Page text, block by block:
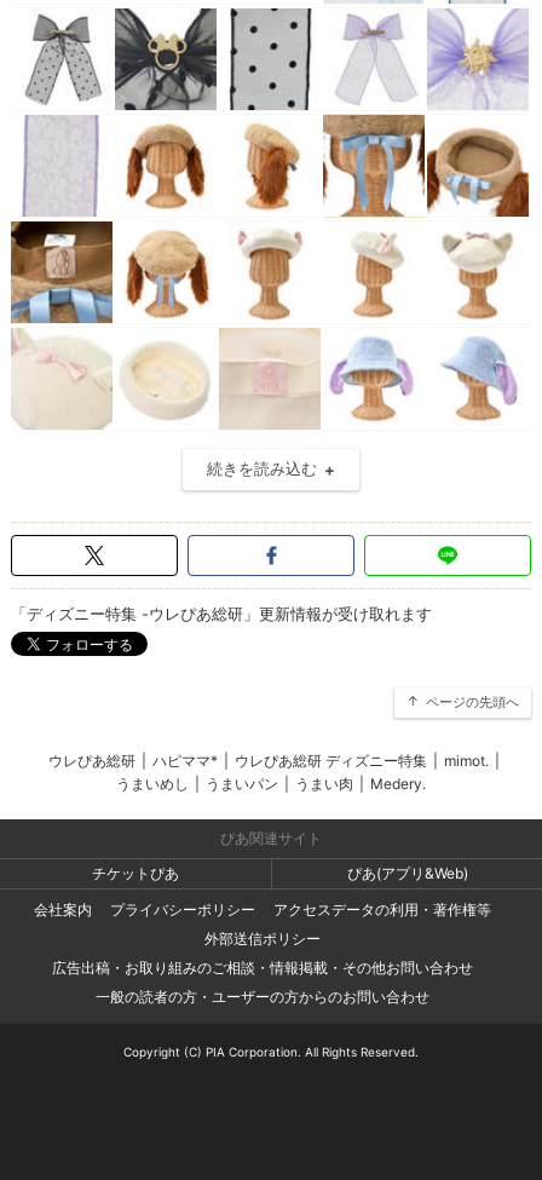
続きを読み込む
「ディズニー特集 -ウレぴあ総研」更新情報が受け取れます
ページの先頭へ
ウレぴあ総研 ハピママ* ウレぴあ総研 ディズニー特集 mimot.
うまいめし
うまいパン うまい肉 Medery.
ぴあ関連サイト
チケットぴあ
ぴあ(アプリ&Web)
会社案内
プライバシーポリシー
アクセスデータの利用・著作権等
外部送信ポリシー
広告出稿・お取り組みのご相談・情報掲載・その他お問い合わせ
一般の読者の方・ユーザーの方からのお問い合わせ
Copyright (C) PIA Corporation. All Rights Reserved.